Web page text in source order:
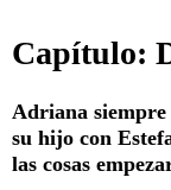
Capítulo:
Adriana siempre
su hijo con
las cosas